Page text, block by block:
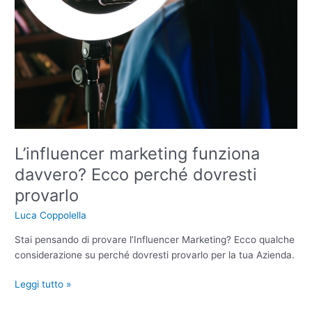
L’influencer marketing funziona
davvero? Ecco perché dovresti
provarlo
Luca Coppolella
Stai pensando di provare l’Influencer Marketing? Ecco qualche
considerazione su perché dovresti provarlo per la tua Azienda.
Leggi tutto »